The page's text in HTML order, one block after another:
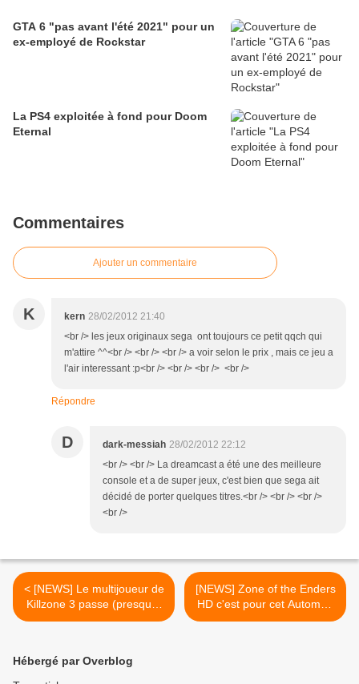
GTA 6 "pas avant l'été 2021" pour un
ex-employé de Rockstar
La PS4 exploitée à fond pour Doom
Eternal
Commentaires
Ajouter un commentaire
K kern 28/02/2012 21:40
<br /> les jeux originaux sega ont toujours ce petit qqch qui
m'attire ^^<br /> <br /> <br /> a voir selon le prix , mais ce jeu a
l'air interessant :p<br /> <br /> <br /> <br />
Répondre
D dark-messiah 28/02/2012 22:12
<br /> <br /> La dreamcast a été une des meilleure
console et a de super jeux, c'est bien que sega ait
décidé de porter quelques titres.<br /> <br /> <br />
<br />
< [NEWS] Le multijoueur de
Killzone 3 passe (presque)
gratuit et s'offre un trailer
[NEWS] Zone of the Enders
HD c'est pour cet Automne
>
Hébergé par Overblog